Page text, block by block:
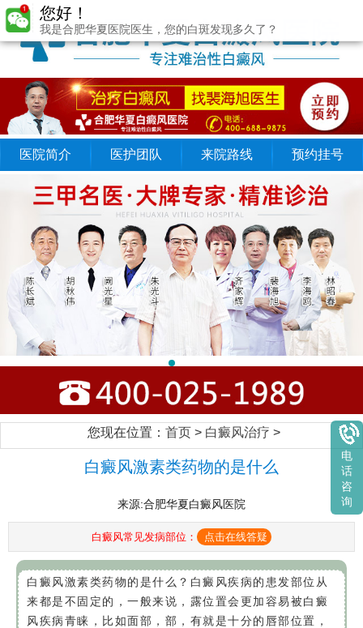
医院简介 医护团队 来院路线 预约挂号
您现在位置： 首页 > 白癜风治疗 >
白癜风激素类药物的是什么
来源:合肥华夏白癜风医院
白癜风常见发病部位： 点击在线答疑
白癜风激素类药物的是什么？白癜风疾病的患发部位从
来都是不固定的，一般来说，露位置会更加容易被白癜
风疾病青睐，比如面部，部，有就是十分的唇部位置，
您好！
我是合肥华夏医院医生，您的白斑发现多久了？
电
话
咨
询